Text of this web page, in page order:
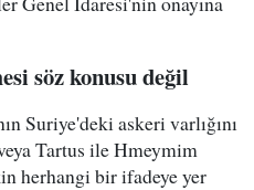
söz konusu değil
Suriye'deki askeri varlığını
Tartus ile Hmeymim
herhangi bir ifadeye yer